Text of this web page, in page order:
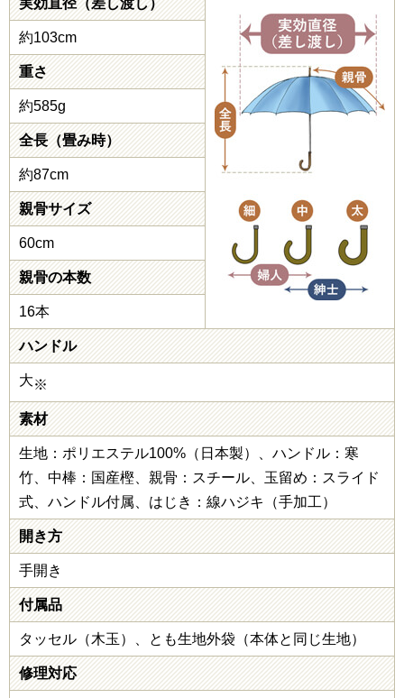
約103cm
重さ
約585g
全長（畳み時）
約87cm
親骨サイズ
60cm
親骨の本数
16本
ハンドル
大※
素材
生地：ポリエステル100%（日本製）、ハンドル：寒
竹、中棒：国産樫、親骨：スチール、玉留め：スライド
式、ハンドル付属、はじき：線ハジキ（手加工）
開き方
手開き
付属品
タッセル（木玉）、とも生地外袋（本体と同じ生地）
修理対応